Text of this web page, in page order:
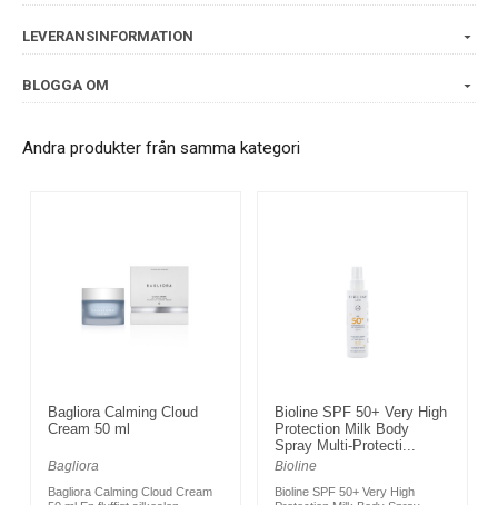
LEVERANSINFORMATION
BLOGGA OM
Andra produkter från samma kategori
Bagliora Calming Cloud
Cream 50 ml
Bagliora
Bagliora Calming Cloud Cream
Bioline SPF 50+ Very High
Protection Milk Body
Spray Multi-Protecti...
Bioline
Bioline SPF 50+ Very High